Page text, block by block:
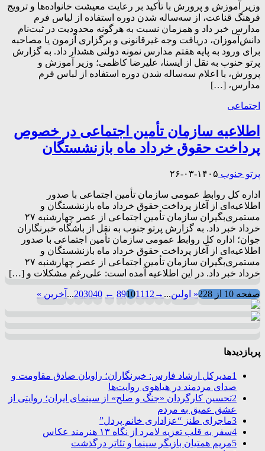
وزیر آموزش و پرورش با تأکید بر رعایت معیشت خانواده‌ها و ترویج
فرهنگ قناعت، از سه‌ساله شدن دوره استفاده از لباس فرم
مدارس خبر داد و همزمان نسبت به هرگونه محدودیت در ثبت‌نام
دانش‌آموزان، دریافت وجه غیرقانونی و برگزاری آزمون یا مصاحبه
برای ورود به پایه هفتم مدارس نمونه دولتی هشدار داد. به گزارش
پرتو حنوب به نقل از ایسنا، علیرضا کاظمی؛ وزیر آموزش و
پرورش، با اعلام سه‌ساله شدن دوره استفاده از لباس فرم
مدارس، […]
اجتماعی
اطلاعیه سازمان تأمین اجتماعی در خصوص
پرداخت حقوق خرداد ماه بازنشستگان
پرتو جنوب ۱۴۰۵-۰۳-۲۶
اداره کل روابط عمومی سازمان تأمین اجتماعی با صدور
اطلاعیه‌ای از آغاز پرداخت حقوق خرداد ماه بازنشستگان و
مستمری‌بگیران سازمان تأمین اجتماعی از عصر چهارشنبه ۲۷
خرداد خبر داد. به گزارش پرتو جنوب به نقل از باشگاه خبرنگاران
جوان؛ اداره کل روابط عمومی سازمان تأمین اجتماعی با صدور
اطلاعیه‌ای از آغاز پرداخت حقوق خرداد ماه بازنشستگان و
مستمری‌بگیران سازمان تأمین اجتماعی از عصر چهارشنبه ۲۷
خرداد خبر داد. در این اطلاعیه آمده است: علی‌رغم مشکلات و […]
صفحه 10 از 228 « اولین...
→
891011 12
←
203040
... آخرین »
پربازدیدها
1مدیرکل ارشاد فارس: خبرنگاران؛ راویان صادق مقاومت و
صدای مردمند در هیاهوی روایت‌ها
2تحسین کارگردان «جنگ و صلح» از سینمای ایران؛ روایتی از
عشق عمیق به مردم
3ماجرای طنز “عزاداری خانم پردل”
4سفر به قلب تعزیه لامرد از نگاه ۱۳ هنرمند عکاس
5مریم همتیان بازیگر سینما و تئاتر درگذشت